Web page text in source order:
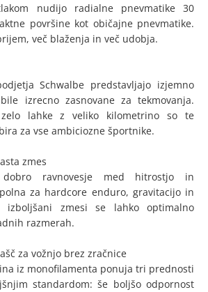
nudijo radialne pnevmatike 30
površine kot običajne pnevmatike.
več blaženja in več udobja.
Schwalbe predstavljajo izjemno
izrecno zasnovane za tekmovanja.
lahke z veliko kilometrino so te
za vse ambiciozne športnike.
zmes
dobro ravnovesje med hitrostjo in
za hardcore enduro, gravitacijo in
izboljšani zmesi se lahko optimalno
razmerah.
za vožnjo brez zračnice
iz monofilamenta ponuja tri prednosti
standardom: še boljšo odpornost